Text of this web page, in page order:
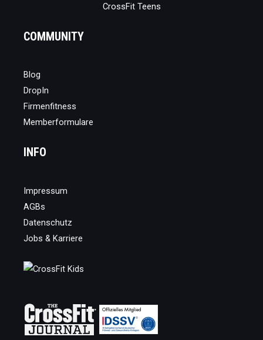
CrossFit Teens
COMMUNITY
Blog
DropIn
Firmenfitness
Memberformulare
INFO
Impressum
AGBs
Datenschutz
Jobs & Karriere